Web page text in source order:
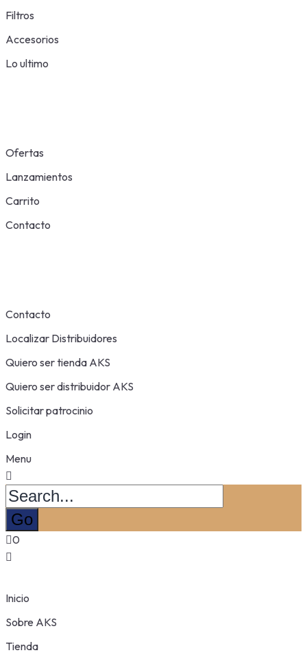
Filtros
Accesorios
Lo ultimo
Ofertas
Lanzamientos
Carrito
Contacto
Contacto
Localizar Distribuidores
Quiero ser tienda AKS
Quiero ser distribuidor AKS
Solicitar patrocinio
Login
Menu
0
Inicio
Sobre AKS
Tienda